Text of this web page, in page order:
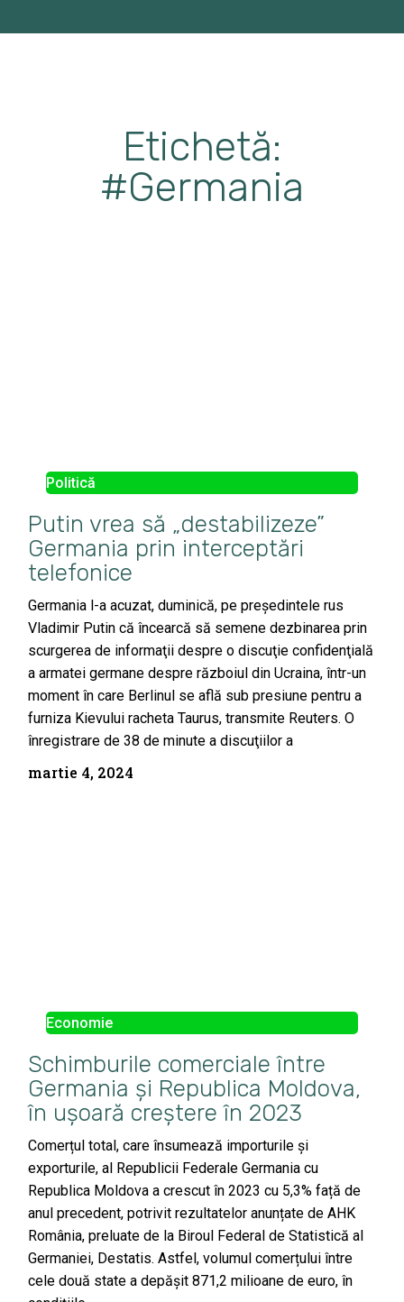
Etichetă:
#Germania
Politică
Putin vrea să „destabilizeze”
Germania prin interceptări
telefonice
Germania l-a acuzat, duminică, pe preşedintele rus
Vladimir Putin că încearcă să semene dezbinarea prin
scurgerea de informaţii despre o discuţie confidenţială
a armatei germane despre războiul din Ucraina, într-un
moment în care Berlinul se află sub presiune pentru a
furniza Kievului racheta Taurus, transmite Reuters. O
înregistrare de 38 de minute a discuţiilor a
martie 4, 2024
Economie
Schimburile comerciale între
Germania și Republica Moldova,
în ușoară creștere în 2023
Comerțul total, care însumează importurile și
exporturile, al Republicii Federale Germania cu
Republica Moldova a crescut în 2023 cu 5,3% față de
anul precedent, potrivit rezultatelor anunțate de AHK
România, preluate de la Biroul Federal de Statistică al
Germaniei, Destatis. Astfel, volumul comerțului între
cele două state a depășit 871,2 milioane de euro, în